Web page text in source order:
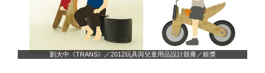
劉大中《TRANS》／2012玩具與兒童用品設計競賽／銀獎